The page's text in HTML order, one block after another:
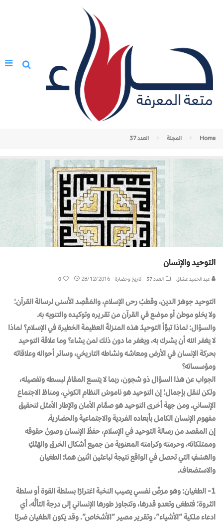
Home المجلة العدد 37
التوحيد والإنسان
عبد الحميد عشاق العدد 37 تاريخ وحضارة 28/12/2016
0
التوحيد جوهرُ الدين، وقطبُ رحى الإسلام، والمَقْصِد الأسنى لرسالة القرآن؛
ولا يخلو موطن أو موضع في القرآن من تقريره وتوكيده والتنويه به.
والسؤال: لماذا تبوَّأ التوحيدُ هذه المنزلةَ العظيمة الخطيرة في الإسلام؟ لماذا
لا يغفر الله أن يشرك به، ويغفر ما دون ذلك لمن يشاء؟ وما علاقة التوحيد
بحركة الإنسان في الأرض ومعاشه ونشاطه التاريخي، وسائر أحواله وعلاقاته
ومؤسساته؟
الجواب عن هذا السؤال ذو شجون، ربما لا يتسع المقامُ لبسطه وتفصيله،
ولكن لنقل بإجمال؛ إن التوحيد هو ناموسُ النظام الكوني، ومناطُ الاجتماع
الإنساني. ومن جهة أخرى التوحيد هو صمَّام الأمان والإطار الأمثل لتحقيق
مفهوم الإنسان الكامل بأبعاده الفردية والاجتماعية والحضارية.
إن المقصد من رسالة التوحيد في الإسلام، حفظُ الإنسان وصونُ حقوقه
وممتلكاته، وحرمته وكرامته المعنوية من جميع أشكال الخرق والهَتْكِ
والعَسْفِ التي تحصل في الواقع نتيجة لباعثين اثنين هما: الطغيان
والاستضعاف.
1- الطغيان: وهو مرَضٌ نفسي يصيب النخبة اغترارًا بسلطة القوة أو سلطة
الثروة؛ فتطغى وتعدو قدرها، وتتجاوز طورها الإنساني إلى درجة التألُّه، أي
ادعاء ملكية “الأشياء”، وتقرير مصير “الأشخاص”. وقد يكون الطغيان ضربًا